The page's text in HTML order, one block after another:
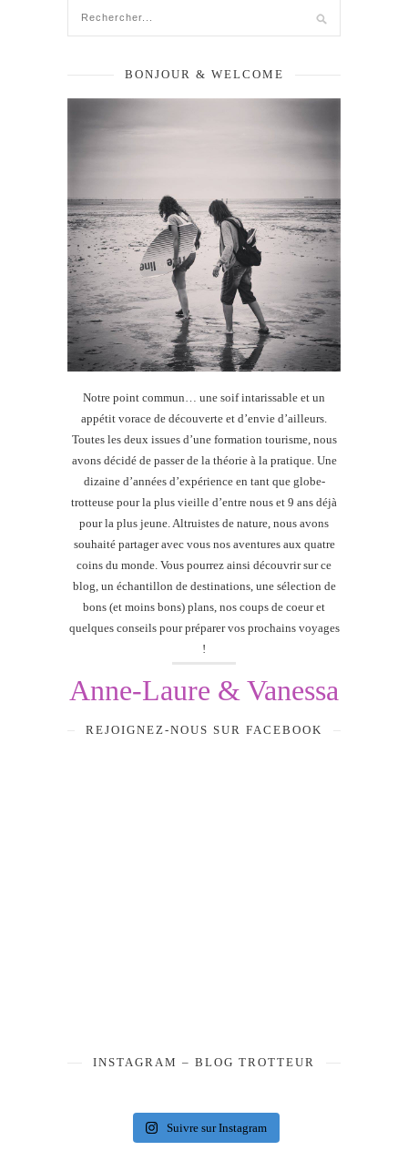
BONJOUR & WELCOME
Notre point commun… une soif intarissable et un
appétit vorace de découverte et d’envie d’ailleurs.
Toutes les deux issues d’une formation tourisme, nous
avons décidé de passer de la théorie à la pratique. Une
dizaine d’années d’expérience en tant que globe-
trotteuse pour la plus vieille d’entre nous et 9 ans déjà
pour la plus jeune. Altruistes de nature, nous avons
souhaité partager avec vous nos aventures aux quatre
coins du monde. Vous pourrez ainsi découvrir sur ce
blog, un échantillon de destinations, une sélection de
bons (et moins bons) plans, nos coups de coeur et
quelques conseils pour préparer vos prochains voyages
!
Anne-Laure & Vanessa
REJOIGNEZ-NOUS SUR FACEBOOK
INSTAGRAM – BLOG TROTTEUR
Suivre sur Instagram